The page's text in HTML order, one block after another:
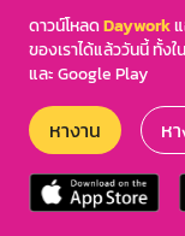
ดาวน์โหลดDaywork
ของเราได้แล้ววันนี้ ทั้ง
และ Google Play
หางาน ห